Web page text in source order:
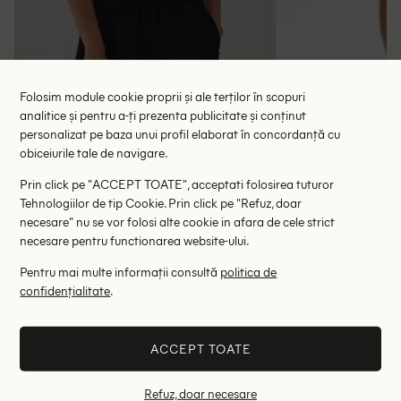
Bluza Someday, negru
RRP: 399.00 lei
40 42
Altii au fost interesati de
Folosim module cookie proprii și ale terților în scopuri
analitice și pentru a-ți prezenta publicitate și conținut
personalizat pe baza unui profil elaborat în concordanță cu
obiceiurile tale de navigare.
Prin click pe "ACCEPT TOATE", acceptati folosirea tuturor
Tehnologiilor de tip Cookie. Prin click pe "Refuz, doar
necesare" nu se vor folosi alte cookie in afara de cele strict
necesare pentru functionarea website-ului.
Pentru mai multe informații consultă politica de
confidențialitate.
ACCEPT TOATE
Refuz, doar necesare